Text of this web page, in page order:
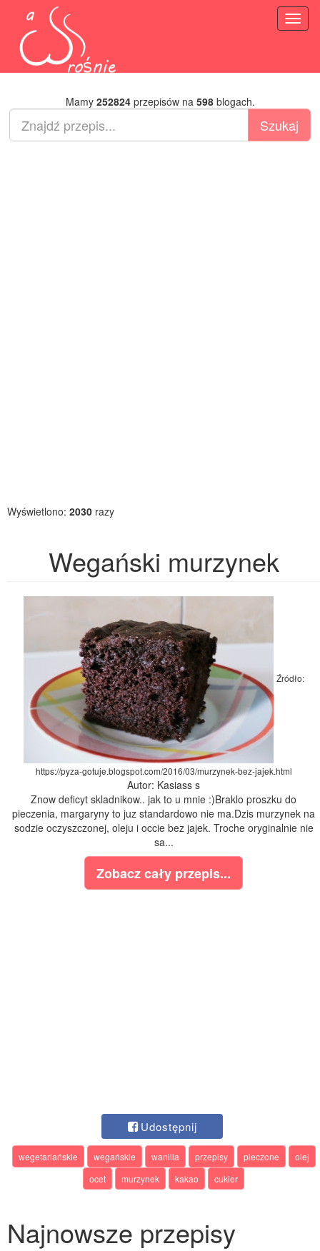
Mamy 252824przepisów na 598blogach.
Wyświetlono: 2030 razy
Wegański murzynek
Źródło:
https://pyza-gotuje.blogspot.com/2016/03/murzynek-bez-jajek.html
Autor: Kasiass s
Znow deficyt skladnikow.. jak to u mnie :)Braklo proszku do
pieczenia, margaryny to juz standardowo nie ma.Dzis murzynek na
sodzie oczyszczonej, oleju i occie bez jajek. Troche oryginalnie nie
sa...
Zobacz cały przepis...
Udostępnij
wegetariańskie wegańskie wanilia przepisy pieczone
olej
ocet
murzynek kakao cukier
Najnowsze przepisy